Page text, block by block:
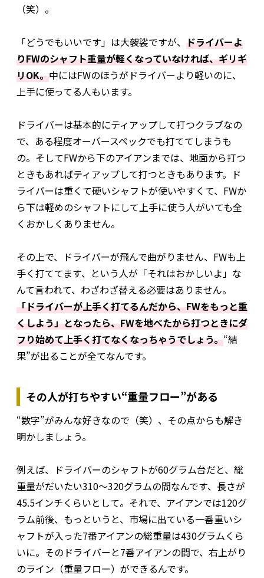
（笑）。
「どうでもいいです」は大袈裟ですが、 ドライバーよ
りFWのシャフト重量が軽くなっていなければ、ギリギ
リOK。中にはFWのほうがドライバーより軽いのに、
上手に使ってる人もいます。
ドライバーは基本的にティアップして打つクラブなの
で、ある程度オーバースペックでも打ててしまうも
の。そしてFWから下のアイアンまでは、地面から打つ
ときもあればティアップして打つときもあります。ド
ライバーは重くて硬いシャフトが使いやすくて、FWか
ら下は軽めのシャフトにして上手に使う人がいても全
くおかしくありません。
その上で、ドライバーが飛んで曲がりません、FWも上
手く打ててます、という人が「それはおかしいよ」な
んて言われて、わざわざ替える必要はありません。
「ドライバーが上手く打てるんだから、FWをもっと重
くしよう」となったら、FWを地べたから打つときにダ
フり始めて上手く打てなくなっちゃうでしょう。“結
果”が出ることが全てなんです。
その人が打ちやすい“重量フロー”がある
“数字”がみんな好きなので（笑）、その点からも解き
明かしましょう。
例えば、ドライバーのシャフトが60グラム台だと、総
重量がだいたい310～320グラムの間なんです、長さが
45.5インチくらいとして。それで、アイアンでは120グ
ラム前後、もっというと、市場に出ている一番重いシ
ャフトが入った7番アイアンの総重量は430グラムくら
いに。そのドライバーと7番アイアンの間で、右上がり
のライン（重量フロー）ができるんです。